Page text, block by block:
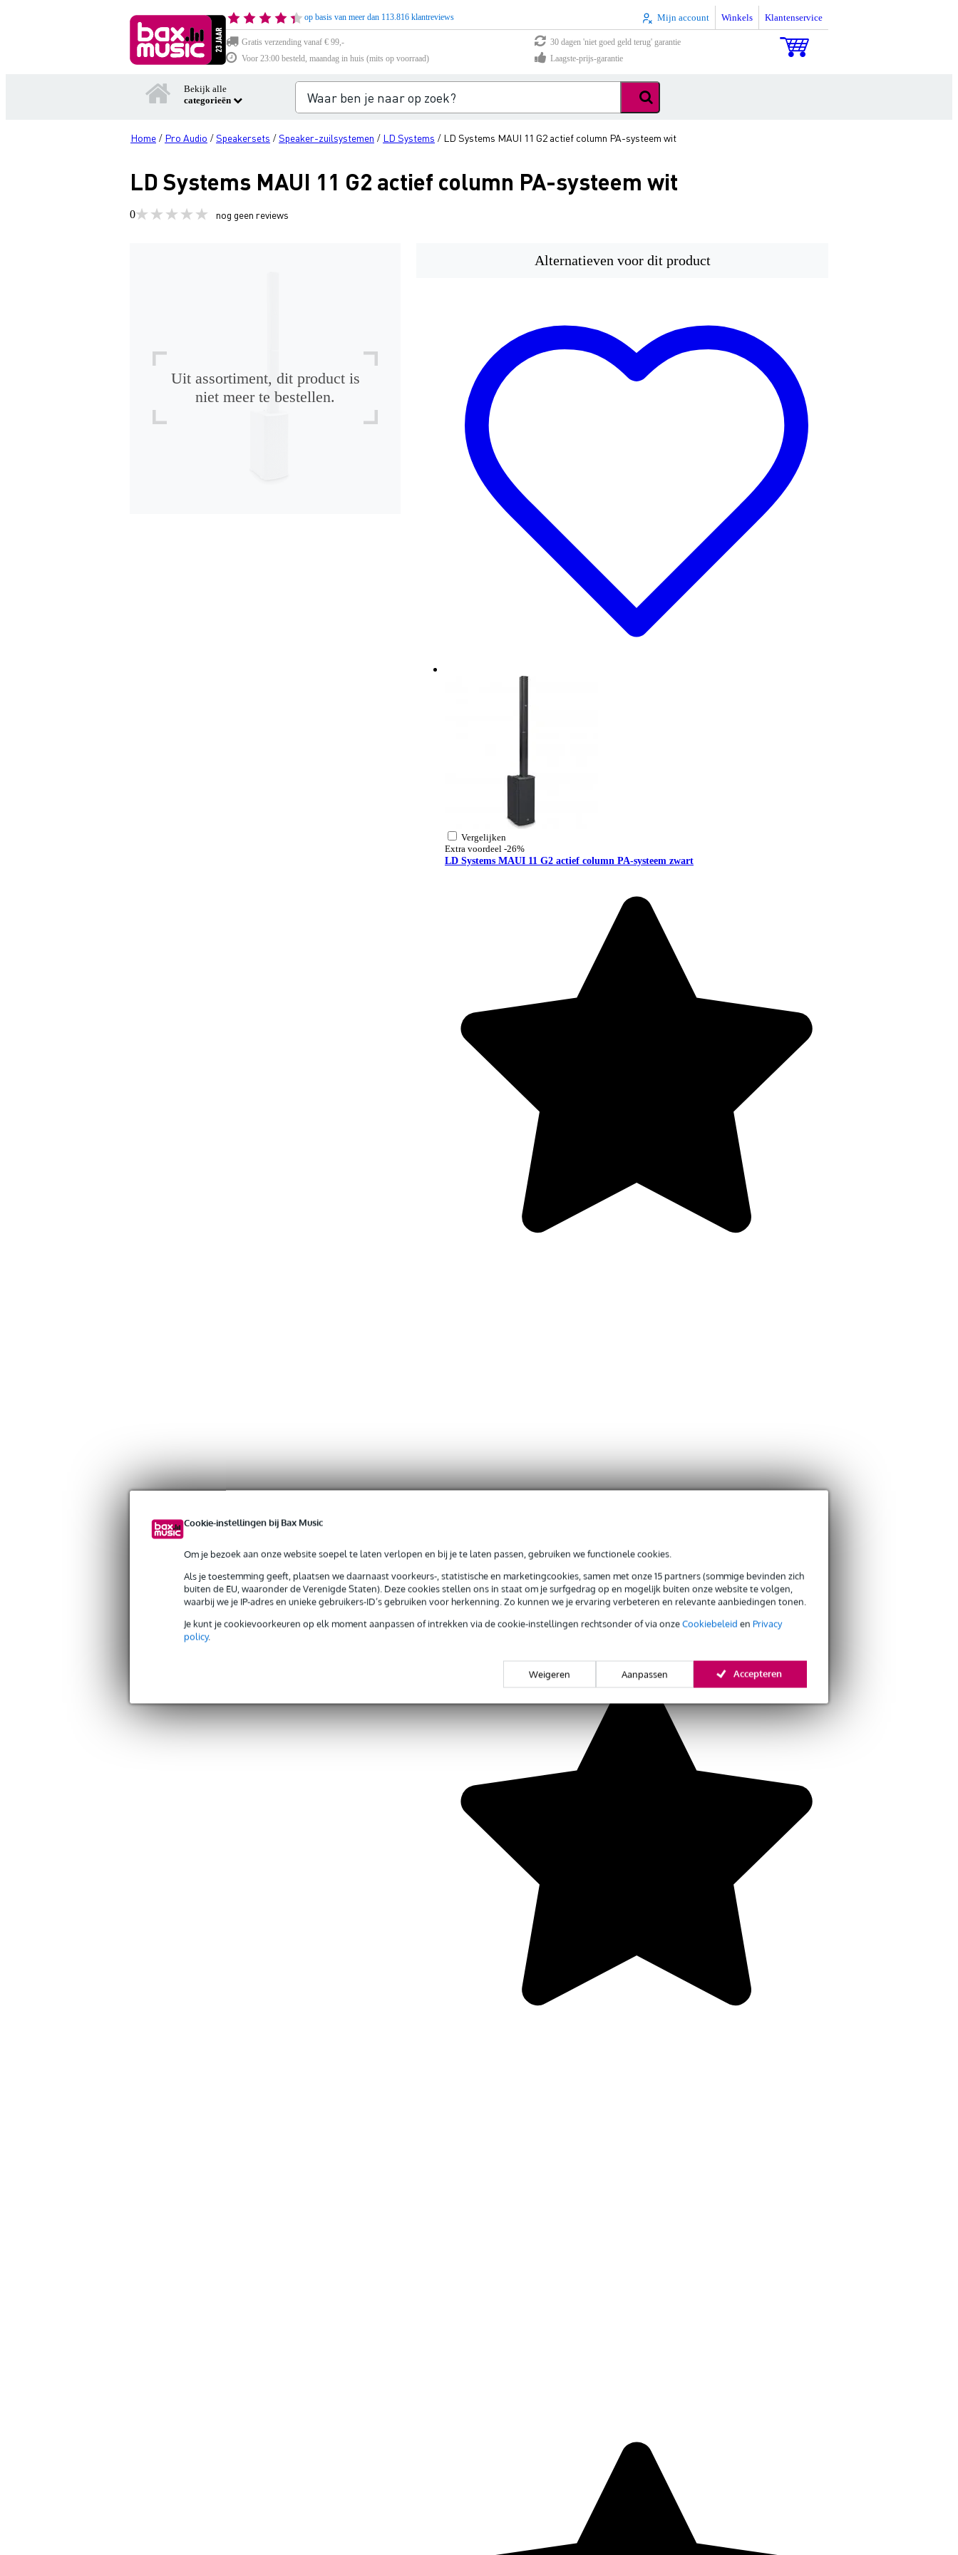
Cookie-instellingen bij Bax Music
Om je bezoek aan onze website soepel te laten verlopen en bij je te laten passen, gebruiken we functionele cookies.
Als je toestemming geeft, plaatsen we daarnaast voorkeurs-, statistische en marketingcookies, samen met onze 15 partners (sommige bevinden zich
buiten de EU, waaronder de Verenigde Staten). Deze cookies stellen ons in staat om je surfgedrag op en mogelijk buiten onze website te volgen,
waarbij we je IP-adres en unieke gebruikers-ID’s gebruiken voor herkenning. Zo kunnen we je ervaring verbeteren en relevante aanbiedingen tonen.
Je kunt je cookievoorkeuren op elk moment aanpassen of intrekken via de cookie-instellingen rechtsonder of via onzeCookiebeleid en Privacy
policy.
Weigeren Aanpassen Accepteren
op basis van meer dan 113.816 klantreviews Mijn account Winkels Klantenservice
Gratis verzending vanaf € 99,-
30 dagen 'niet goed geld terug' garantie
Voor 23:00 besteld, maandag in huis (mits op voorraad)
Laagste-prijs-garantie
Bekijk alle
categorieën
Home / Pro Audio /Speakersets /Speaker-zuilsystemen / LD Systems / LD Systems MAUI 11 G2 actief column PA-systeem wit
LD Systems MAUI 11 G2 actief column PA-systeem wit
0 nog geen reviews
Uit assortiment, dit product is
niet meer te bestellen.
Alternatieven voor dit product
Vergelijken
Extra voordeel -26%
LD Systems MAUI 11 G2 actief column PA-systeem zwart